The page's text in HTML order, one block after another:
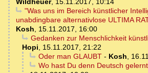
Wildheuer, 15.11.2017, 10:14
"Was uns im Bereich künstlicher
unabdingbare alternativlose ULTIMA
Kosh, 15.11.2017, 16:00
Gedanken zur Menschlichkeit
Hopi, 15.11.2017, 21:22
Oder man GLAUBT- Kosh,
Wo hast Du denn Deutsch